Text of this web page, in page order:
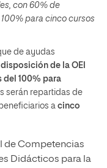
con 60% de
para cinco cursos
de ayudas
de la OEI
del 100% para
serán repartidas de
a cinco
de Competencias
Didácticos para la